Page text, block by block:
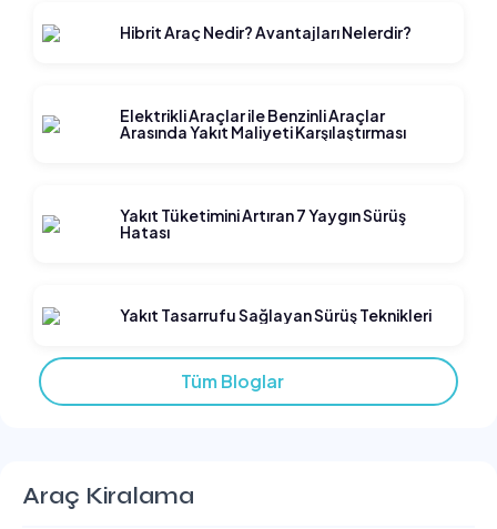
Hibrit Araç Nedir? Avantajları Nelerdir?
Elektrikli Araçlar ile Benzinli Araçlar
Arasında Yakıt Maliyeti Karşılaştırması
Yakıt Tüketimini Artıran 7 Yaygın Sürüş
Hatası
Yakıt Tasarrufu Sağlayan Sürüş Teknikleri
Tüm Bloglar
Araç Kiralama